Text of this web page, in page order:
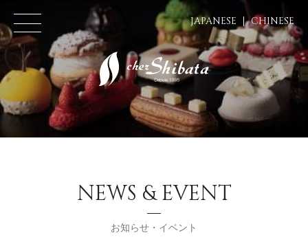
JAPANESE CHINESE
NEWS & EVENT
お知らせ・イベント